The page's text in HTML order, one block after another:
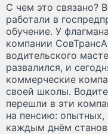
С чем это связано?
работали в
обучение. У
компании
водительского
развалился, и
коммерческие
своей школы.
перешли в эти
на пенсию: опытных,
каждым днём